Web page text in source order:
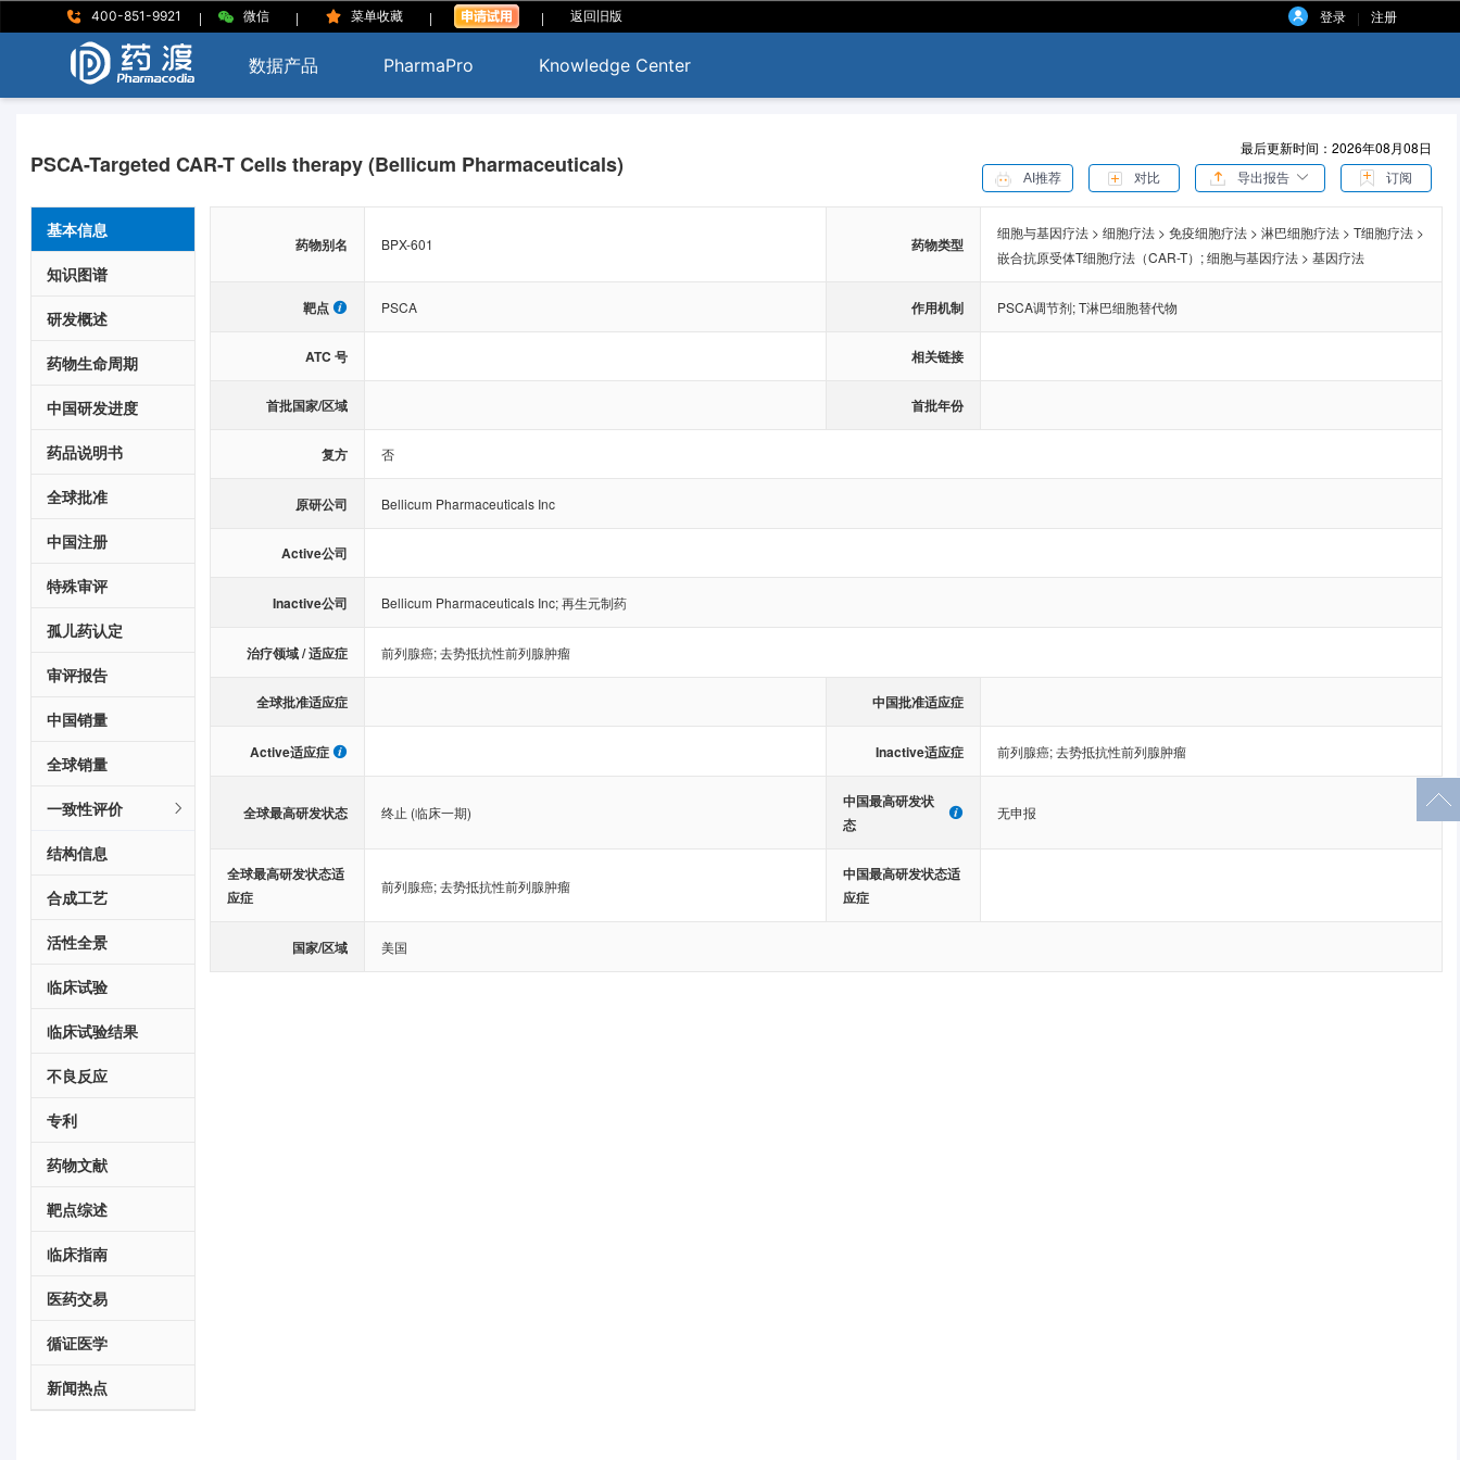
400-851-9921 | 微信 | 菜单收藏 | | 返回旧版 登录 | 注册
数据产品 PharmaPro Knowledge Center
PSCA-Targeted CAR-T Cells therapy (Bellicum Pharmaceuticals)
最后更新时间：2026年08月08日
AI推荐 对比 导出报告 订阅
基本信息
知识图谱
研发概述
药物生命周期
中国研发进度
药品说明书
全球批准
中国注册
特殊审评
孤儿药认定
审评报告
中国销量
全球销量
一致性评价
结构信息
合成工艺
活性全景
临床试验
临床试验结果
不良反应
专利
药物文献
靶点综述
临床指南
医药交易
循证医学
新闻热点
药物别名 BPX-601 药物类型
细胞与基因疗法 > 细胞疗法 > 免疫细胞疗法 > 淋巴细胞疗法 > T细胞疗法 >
嵌合抗原受体T细胞疗法（CAR-T）;细胞与基因疗法 > 基因疗法
靶点 PSCA 作用机制 PSCA调节剂;T淋巴细胞替代物
ATC 号 相关链接
首批国家/区域 首批年份
复方 否
原研公司 Bellicum Pharmaceuticals Inc
Active公司
Inactive公司 Bellicum Pharmaceuticals Inc;再生元制药
治疗领域 / 适应症 前列腺癌;去势抵抗性前列腺肿瘤
全球批准适应症 中国批准适应症
Active适应症 Inactive适应症 前列腺癌;去势抵抗性前列腺肿瘤
全球最高研发状态 终止 (临床一期)
中国最高研发状
态
无申报
全球最高研发状态适
应症
前列腺癌;去势抵抗性前列腺肿瘤
中国最高研发状态适
应症
国家/区域 美国